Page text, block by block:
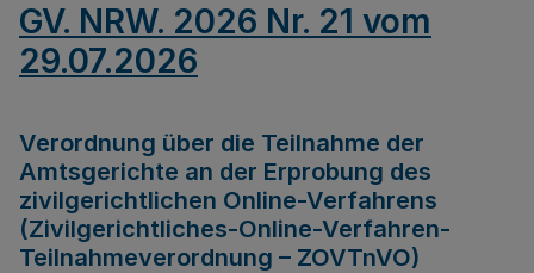
GV. NRW. 2026 Nr. 21 vom
29.07.2026
Verordnung über die Teilnahme der
Amtsgerichte an der Erprobung des
zivilgerichtlichen Online-Verfahrens
(Zivilgerichtliches-Online-Verfahren-
Teilnahmeverordnung – ZOVTnVO)